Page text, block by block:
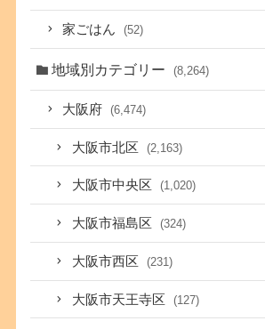
家ごはん (52)
地域別カテゴリー (8,264)
大阪府 (6,474)
大阪市北区 (2,163)
大阪市中央区 (1,020)
大阪市福島区 (324)
大阪市西区 (231)
大阪市天王寺区 (127)